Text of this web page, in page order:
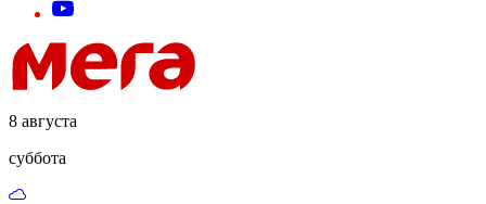
8 августа
суббота